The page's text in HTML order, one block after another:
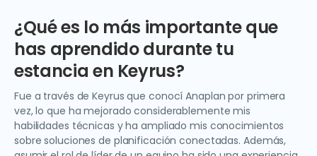
¿Qué es lo más importante que
has aprendido durante tu
estancia en Keyrus?
Fue a través de Keyrus que conocí Anaplan por primera
vez, lo que ha mejorado considerablemente mis
habilidades técnicas y ha ampliado mis conocimientos
sobre soluciones de planificación conectadas. Además,